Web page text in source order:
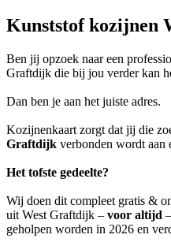
Kunststof kozijnen
Ben jij opzoek naar een
Graftdijk die bij jou verder kan
Dan ben je aan het juiste adres.
Kozijnenkaart zorgt dat jij die
Graftdijk verbonden wordt aan
Het tofste gedeelte?
Wij doen dit compleet gratis &
uit West Graftdijk – voor altijd
geholpen worden in 2026 en